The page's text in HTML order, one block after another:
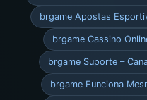
brgame Apostas
brgame Cassino
brgame Suporte –
brgame Funciona